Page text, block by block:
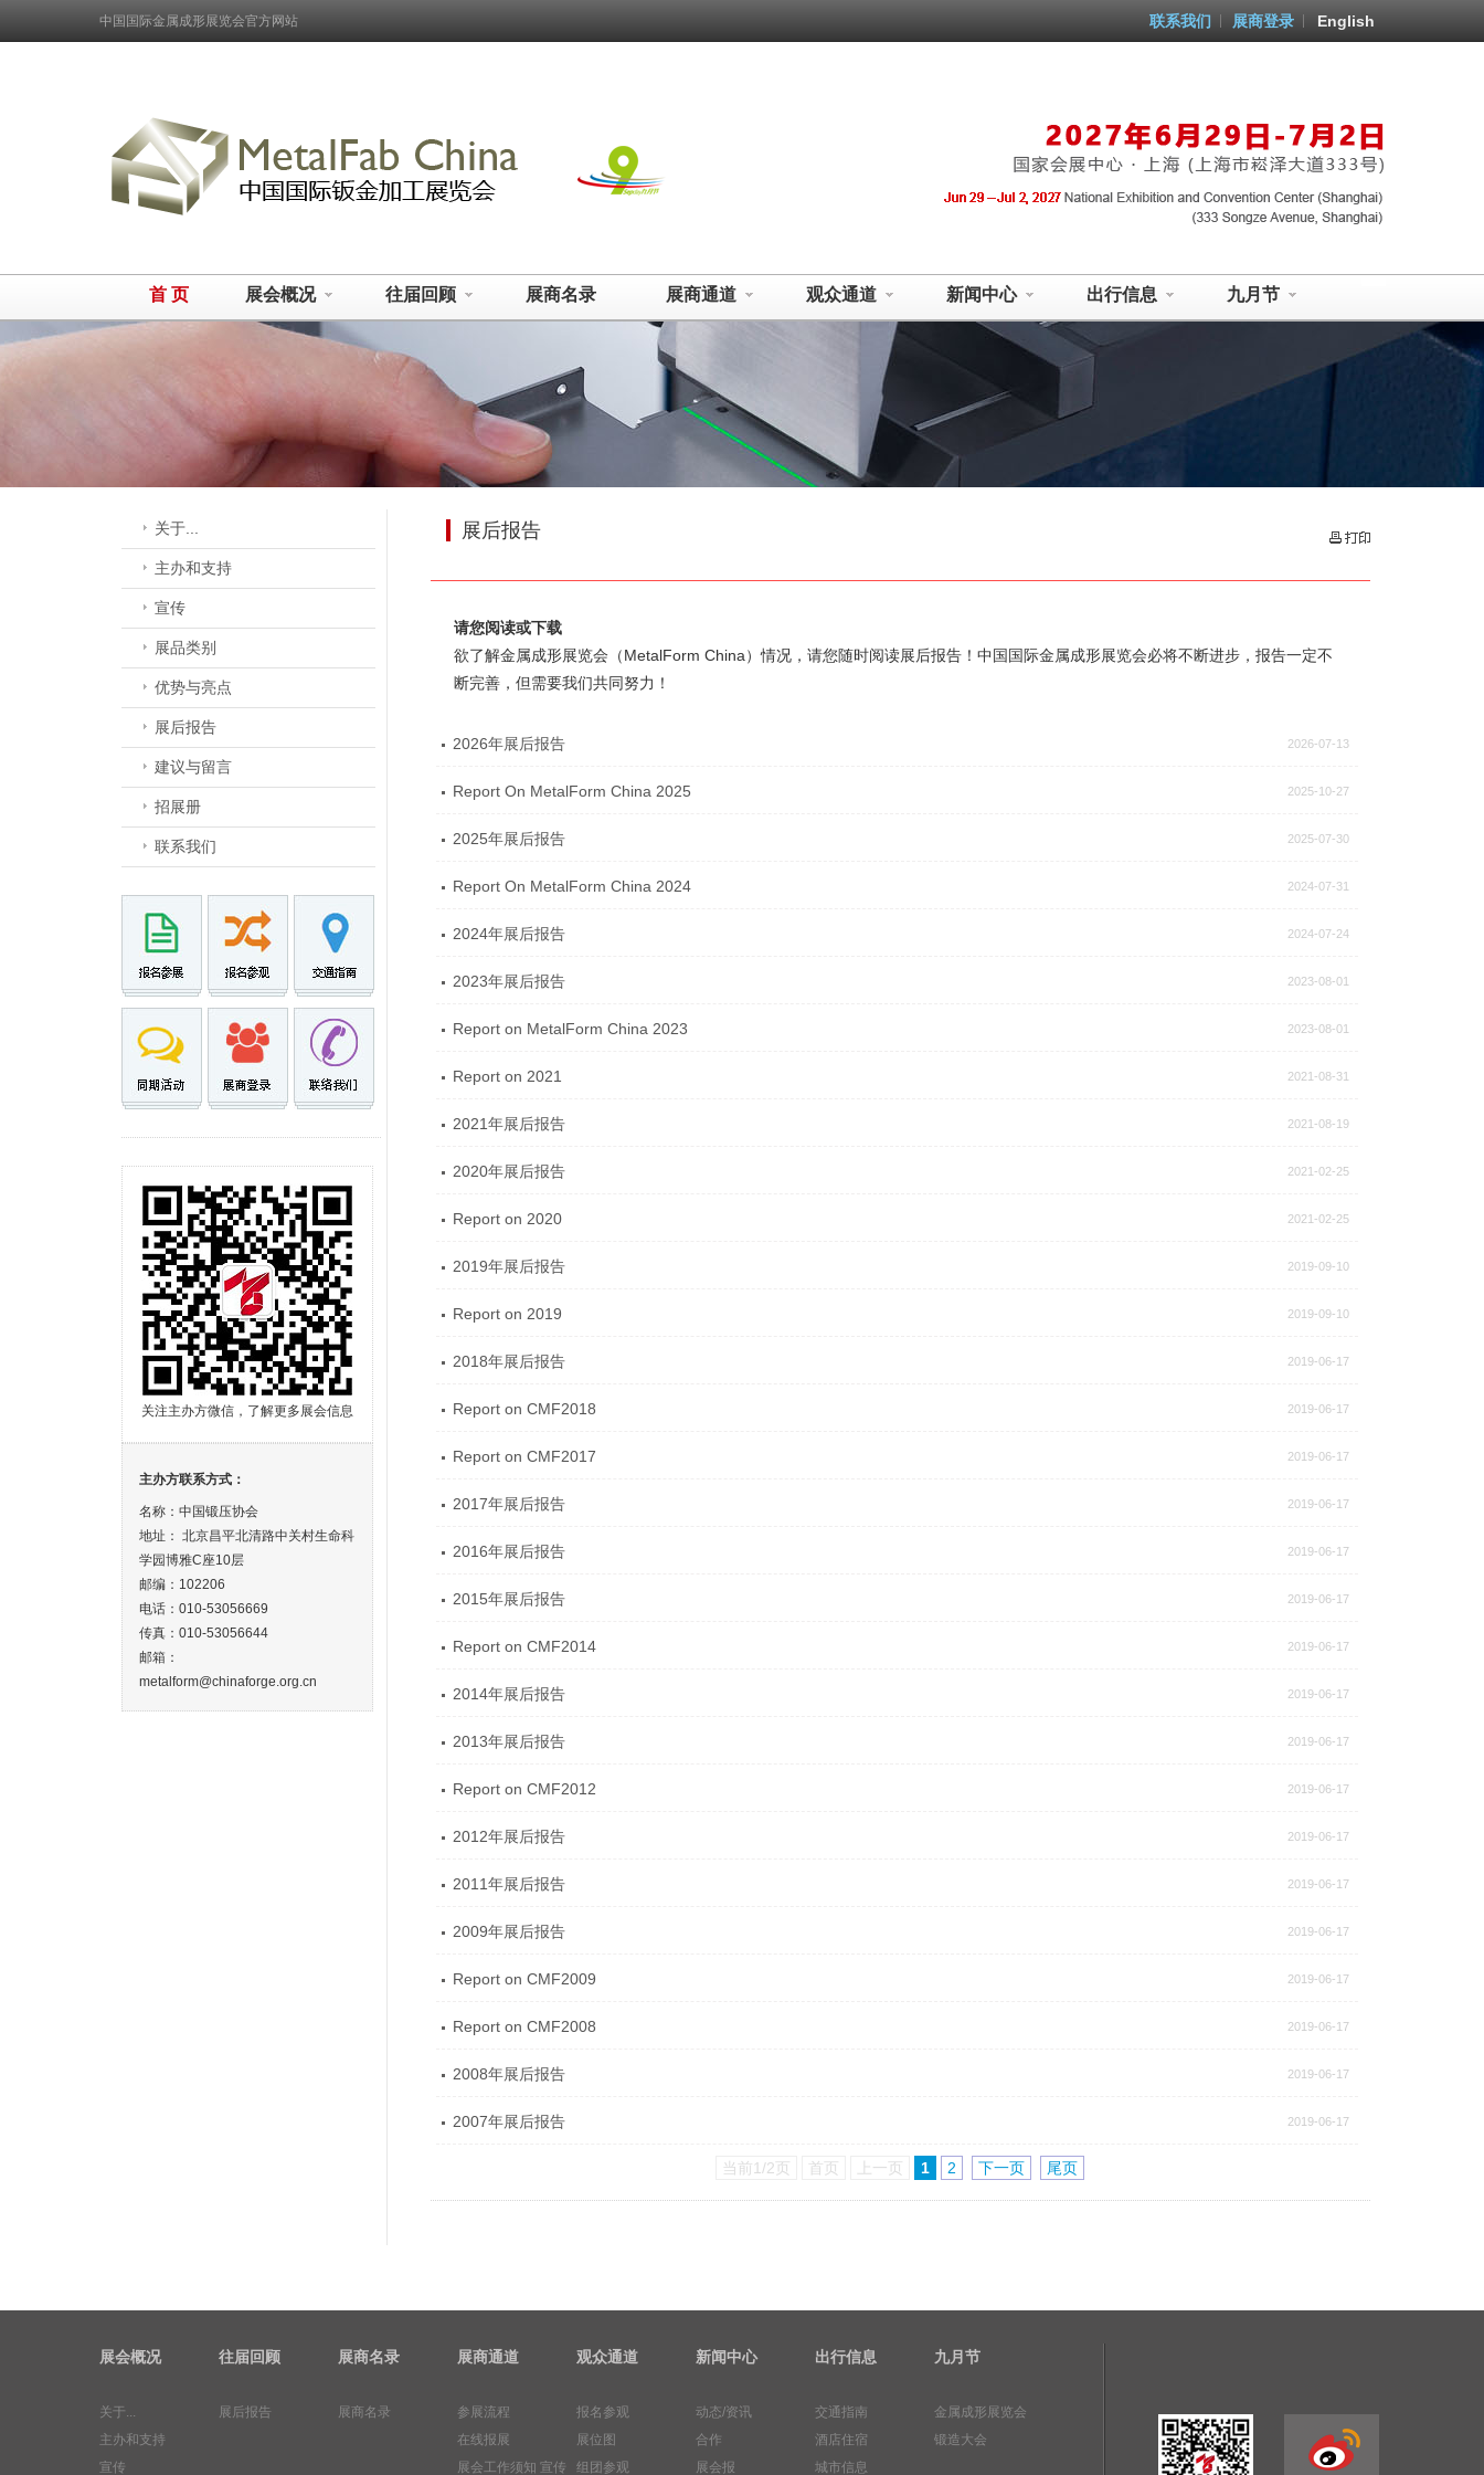
中国国际金属成形展览会官方网站 English
展商登录
联系我们
首 页 展会概况 往届回顾 展商名录 展商通道 观众通道 新闻中心 出行信息 九月节
关于...
主办和支持
宣传
展品类别
优势与亮点
展后报告
建议与留言
招展册
联系我们
关注主办方微信，了解更多展会信息
主办方联系方式：
名称：中国锻压协会
地址： 北京昌平北清路中关村生命科
学园博雅C座10层
邮编：102206
电话：010-53056669
传真：010-53056644
邮箱：
metalform@chinaforge.org.cn
展后报告
请您阅读或下载
欲了解金属成形展览会（MetalForm China）情况，请您随时阅读展后报告！中国国际金属成形展览会必将不断进步，报告一定不
断完善，但需要我们共同努力！
2026-07-13
2026年展后报告
2025-10-27
Report On MetalForm China 2025
2025-07-30
2025年展后报告
2024-07-31
Report On MetalForm China 2024
2024-07-24
2024年展后报告
2023-08-01
2023年展后报告
2023-08-01
Report on MetalForm China 2023
2021-08-31
Report on 2021
2021-08-19
2021年展后报告
2021-02-25
2020年展后报告
2021-02-25
Report on 2020
2019-09-10
2019年展后报告
2019-09-10
Report on 2019
2019-06-17
2018年展后报告
2019-06-17
Report on CMF2018
2019-06-17
Report on CMF2017
2019-06-17
2017年展后报告
2019-06-17
2016年展后报告
2019-06-17
2015年展后报告
2019-06-17
Report on CMF2014
2019-06-17
2014年展后报告
2019-06-17
2013年展后报告
2019-06-17
Report on CMF2012
2019-06-17
2012年展后报告
2019-06-17
2011年展后报告
2019-06-17
2009年展后报告
2019-06-17
Report on CMF2009
2019-06-17
Report on CMF2008
2019-06-17
2008年展后报告
2019-06-17
2007年展后报告
当前1/2页 首页 上一页 1 2 下一页 尾页
展会概况
关于...
主办和支持
宣传
往届回顾
展后报告
展商名录
展商名录
展商通道
参展流程
在线报展
展会工作须知 宣传
观众通道
报名参观
展位图
组团参观
新闻中心
动态/资讯
合作
展会报
出行信息
交通指南
酒店住宿
城市信息
九月节
金属成形展览会
锻造大会